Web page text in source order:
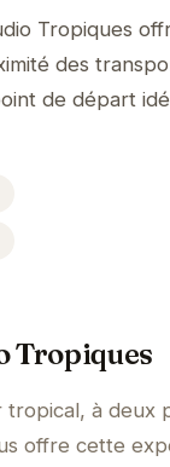
Tropiques
des
de départ
Tropiques
à deux
offre cette